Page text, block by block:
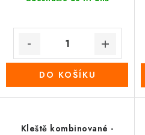
DO KOŠÍKU
Kleště kombinované -